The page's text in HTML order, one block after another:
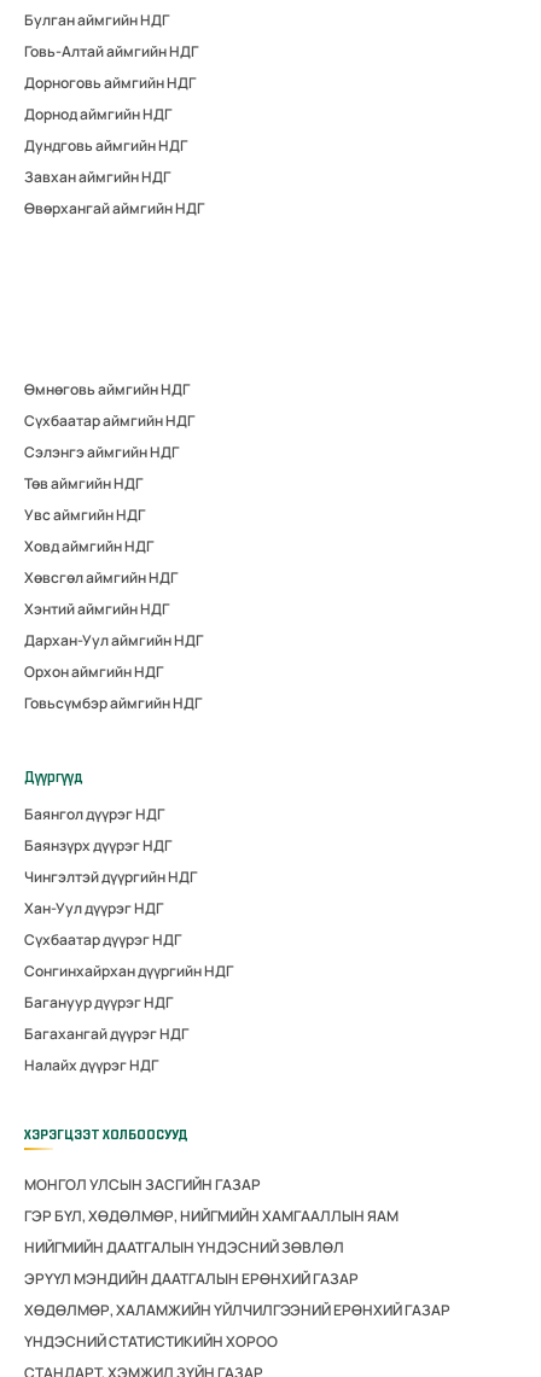
Булган аймгийн НДГ
Говь-Алтай аймгийн НДГ
Дорноговь аймгийн НДГ
Дорнод аймгийн НДГ
Дундговь аймгийн НДГ
Завхан аймгийн НДГ
Өвөрхангай аймгийн НДГ
Өмнөговь аймгийн НДГ
Сүхбаатар аймгийн НДГ
Сэлэнгэ аймгийн НДГ
Төв аймгийн НДГ
Увс аймгийн НДГ
Ховд аймгийн НДГ
Хөвсгөл аймгийн НДГ
Хэнтий аймгийн НДГ
Дархан-Уул аймгийн НДГ
Орхон аймгийн НДГ
Говьсүмбэр аймгийн НДГ
Дүүргүүд
Баянгол дүүрэг НДГ
Баянзүрх дүүрэг НДГ
Чингэлтэй дүүргийн НДГ
Хан-Уул дүүрэг НДГ
Сүхбаатар дүүрэг НДГ
Сонгинхайрхан дүүргийн НДГ
Багануур дүүрэг НДГ
Багахангай дүүрэг НДГ
Налайх дүүрэг НДГ
ХЭРЭГЦЭЭТ ХОЛБООСУУД
МОНГОЛ УЛСЫН ЗАСГИЙН ГАЗАР
ГЭР БҮЛ, ХӨДӨЛМӨР, НИЙГМИЙН ХАМГААЛЛЫН ЯАМ
НИЙГМИЙН ДААТГАЛЫН ҮНДЭСНИЙ ЗӨВЛӨЛ
ЭРҮҮЛ МЭНДИЙН ДААТГАЛЫН ЕРӨНХИЙ ГАЗАР
ХӨДӨЛМӨР, ХАЛАМЖИЙН ҮЙЛЧИЛГЭЭНИЙ ЕРӨНХИЙ ГАЗАР
ҮНДЭСНИЙ СТАТИСТИКИЙН ХОРОО
СТАНДАРТ, ХЭМЖИЛ ЗҮЙН ГАЗАР